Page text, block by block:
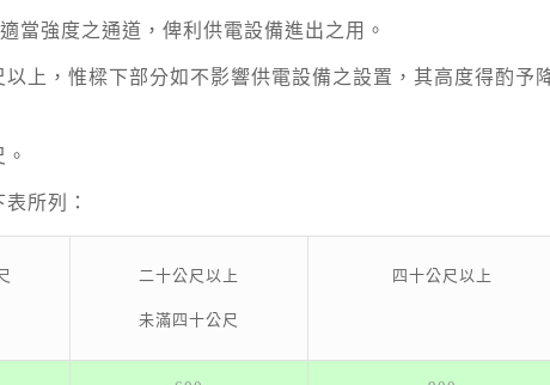
強度之通道，俾利供電設備進出之用。
上，惟樑下部分如不影響供電設備之設置，其高度得酌予
所列：
二十公尺以上
未滿四十公尺
四十公尺以上